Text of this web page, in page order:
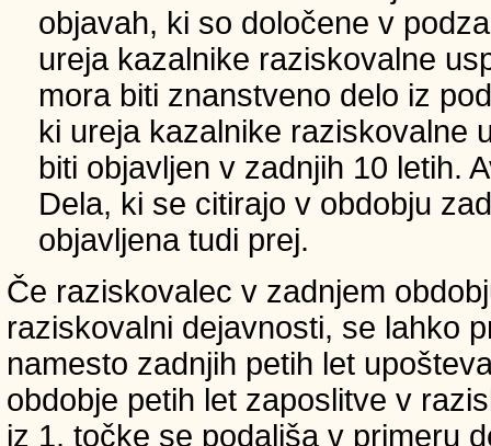
objavah, ki so določene v
ureja kazalnike raziskovalne
mora biti znanstveno delo iz
ki ureja kazalnike raziskovalne
biti objavljen v zadnjih 10 letih.
Dela, ki se citirajo v obdobju
objavljena tudi prej.
Če raziskovalec v zadnjem
raziskovalni dejavnosti, se lahko
namesto zadnjih petih let
obdobje petih let zaposlitve v
iz 1. točke se podaljša v primeru